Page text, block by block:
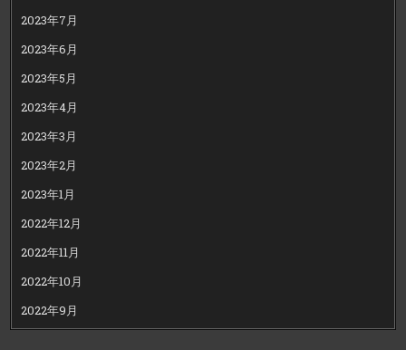
2023年7月
2023年6月
2023年5月
2023年4月
2023年3月
2023年2月
2023年1月
2022年12月
2022年11月
2022年10月
2022年9月